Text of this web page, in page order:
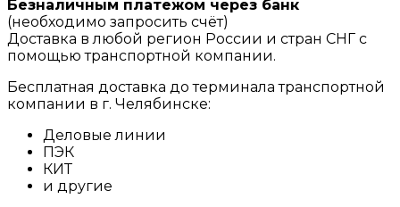
Безналичным платежом через банк
(необходимо запросить счёт)
Доставка в любой регион России и стран СНГ с
помощью транспортной компании.
Бесплатная доставка до терминала транспортной
компании в г. Челябинске:
Деловые линии
ПЭК
КИТ
и другие